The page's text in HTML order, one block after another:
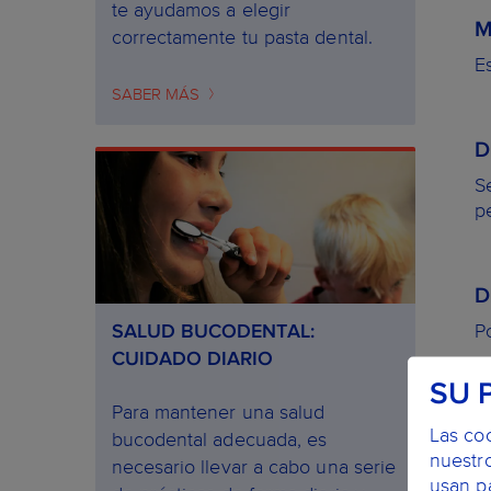
te ayudamos a elegir
correctamente tu pasta dental.
SABER MÁS
SALUD BUCODENTAL:
CUIDADO DIARIO
Para mantener una salud
bucodental adecuada, es
necesario llevar a cabo una serie
SU
Las